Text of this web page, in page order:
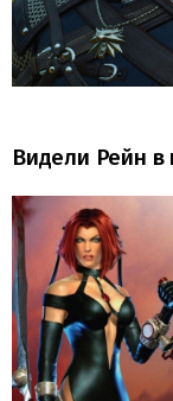
Видели Рейн в